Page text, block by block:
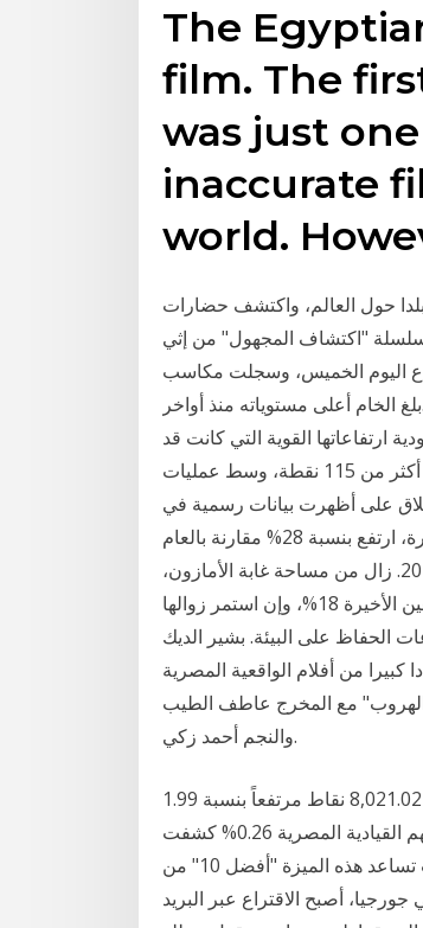
The
film. The
was just
inaccurate
world.
حوار: شدى سلهب عُرف بروحه المُغامرة منذ صغره، تجوّل في 90 بلدا حول العالم، واكتشف حضارات
لم نعرفها، حاول أن يُزيل اللثام عن المجهول فبدأ عام 2013 بسلسلة "اكتشاف المجهول" من إثي
اليوم الخميس، وسجلت مكاسب
الخام أعلى مستوياته منذ أواخر
السعودية ارتفاعاتها القوية التي كانت قد
بدأتها أول من أمس (الأحد)، حيث كسب مؤشر السوق، أمس (الاثنين)، أكثر من 115 نقطة، وسط عمليات
على أظهرت بيانات رسمية في
البرازيل السبت أن عدد الحرائق التي تشهدها غابات الأمازون المطيرة، ارتفع بنسبة 28% مقارنة بالعام
الماضي، وسط مخاوف من تكرار الدمار الذي شهدته المنطقة عام 2019. زال من مساحة غابة الأمازون،
التي تعد أكبر الغابات المطيرة على سطح الكوكب، خلال الأعوام الأربعين الأخيرة 18%، وإن استمر زوالها
الحفاظ على البيئة. بشير الديك
من أفلام الواقعية المصرية
مع المخرج عاطف الطيب
والنجم أحمد زكي.
أغلق مؤشر سوق الاسهم السعودي " تاسي" تداولات جلسة يوم الإثنين عند 8,021.02 نقاط مرتفعاً بنسبة 1.99
في المئة تراجع مؤشر الأسهم القيادية المصرية 0.26% كشفت "Netflix"، عن أفضل عشرة أعمال وجدت
رواجاً في السعودية ليوم أمس السبت. حيث تساعد هذه الميزة "أفضل 10" من "Netflix" على استكشاف
أصبح الاقتراع عبر البريد